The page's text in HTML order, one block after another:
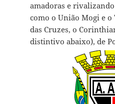
amadoras e
como o União Mogi e
das Cruzes, o
distintivo abaixo), de